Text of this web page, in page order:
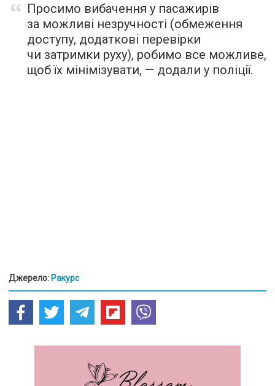
Просимо вибачення у пасажирів
за можливі незручності (обмеження
доступу, додаткові перевірки
чи затримки руху), робимо все можливе,
щоб їх мінімізувати, — додали у поліції.
Джерело: Ракурс